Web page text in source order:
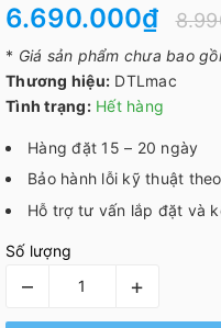
6.690.000₫
* Giá sản phẩm chưa bao
Thương hiệu: DTLmac
Tình trạng: Hết hàng
Hàng đặt 15 – 20 ngày
Bảo hành lỗi kỹ thuật
Hỗ trợ tư vấn lắp đặt và
Số lượng
– +